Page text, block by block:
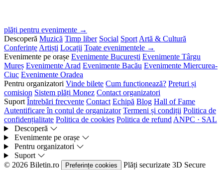
plăți pentru evenimente →
Descoperă Muzică Timp liber Social Sport Artă & Cultură
Conferințe Artiști Locații Toate evenimentele →
Evenimente pe orașe Evenimente București Evenimente Târgu
Mureș Evenimente Arad Evenimente Bacău Evenimente Miercurea-
Ciuc Evenimente Oradea
Pentru organizatori Vinde bilete Cum funcționează? Prețuri și
comision Sistem plăți Monez Contact organizatori
Suport Întrebări frecvente Contact Echipă Blog Hall of Fame
Autentificare în contul de organizator Termeni și condiții Politica de
confidențialitate Politica de cookies Politica de refund ANPC · SAL
Descoperă
Evenimente pe orașe
Pentru organizatori
Suport
© 2026 Biletin.ro
Preferințe cookies Plăți securizate 3D Secure